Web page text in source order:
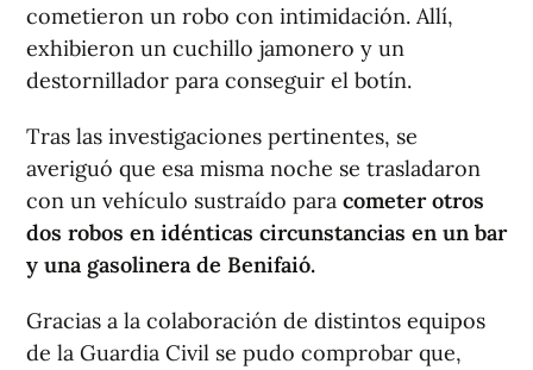
cometieron un robo con intimidación. Allí,
exhibieron un cuchillo jamonero y un
destornillador para conseguir el botín.
Tras las investigaciones pertinentes, se
averiguó que esa misma noche se trasladaron
con un vehículo sustraído para cometer otros
dos robos en idénticas circunstancias en un bar
y una gasolinera de Benifaió.
Gracias a la colaboración de distintos equipos
de la Guardia Civil se pudo comprobar que,